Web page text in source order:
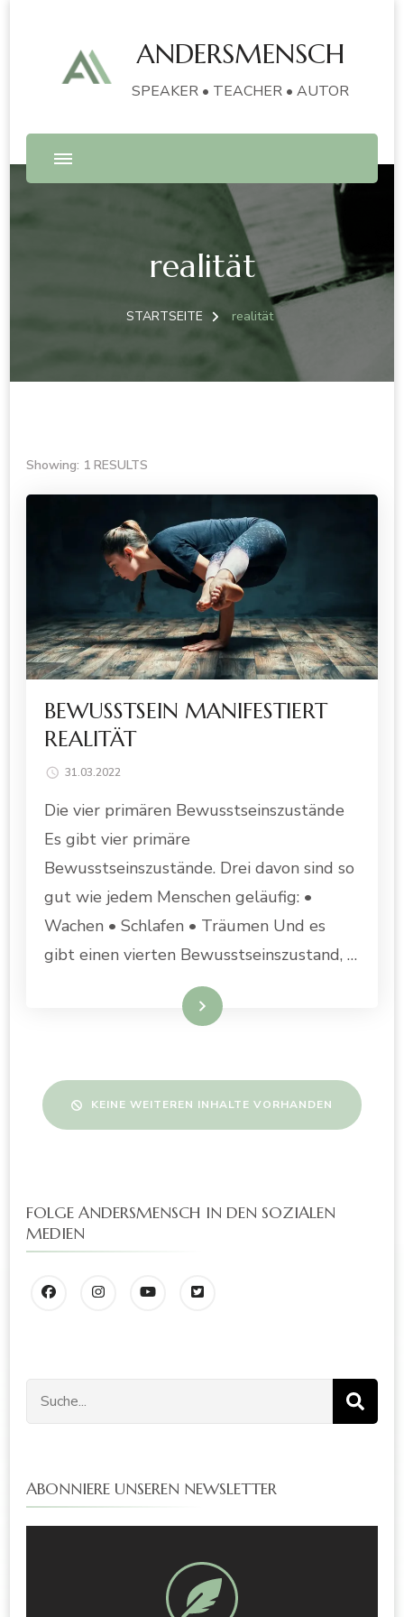
ANDERSMENSCH
SPEAKER • TEACHER • AUTOR
realität
STARTSEITE realität
Showing: 1 RESULTS
BEWUSSTSEIN MANIFESTIERT
REALITÄT
31.03.2022
Die vier primären Bewusstseinszustände
Es gibt vier primäre
Bewusstseinszustände. Drei davon sind so
gut wie jedem Menschen geläufig: •
Wachen • Schlafen • Träumen Und es
gibt einen vierten Bewusstseinszustand, …
WEITERLESEN
KEINE WEITEREN INHALTE VORHANDEN
FOLGE ANDERSMENSCH IN DEN SOZIALEN
MEDIEN
ABONNIERE UNSEREN NEWSLETTER